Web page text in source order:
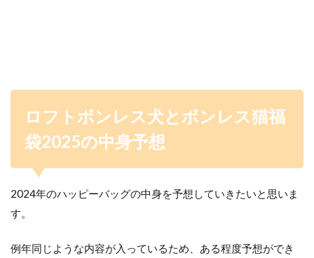
ロフトボンレス犬とボンレス猫福
袋2025の中身予想
2024年のハッピーバッグの中身を予想していきたいと思いま
す。
例年同じような内容が入っているため、ある程度予想ができ